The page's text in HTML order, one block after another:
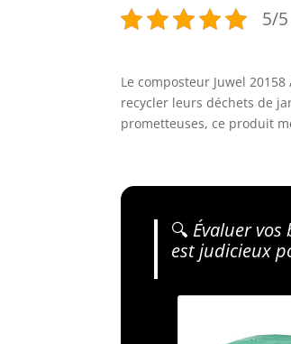
5/
Le composteur Juwel
recycler leurs déchets de
prometteuses, ce produit
🔍 Évaluer
est judicieux